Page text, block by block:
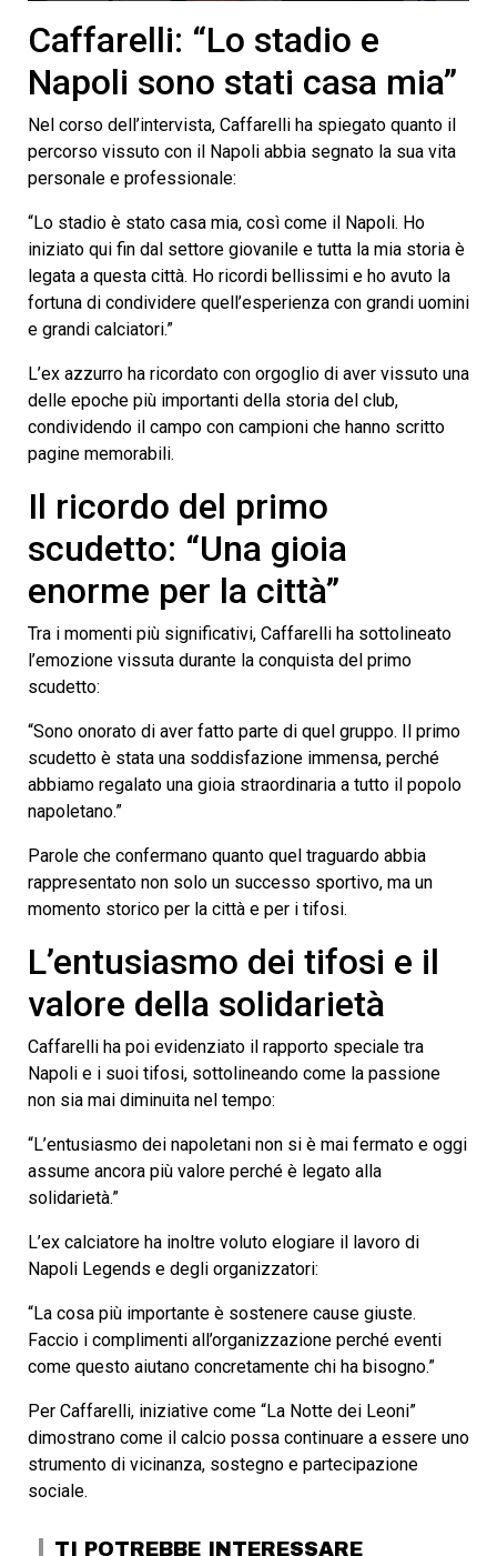
seconds
of
minutes,
0
Caffarelli: “Lo stadio e
Napoli sono stati casa mia”
Nel corso dell’intervista, Caffarelli ha spiegato quanto il
percorso vissuto con il Napoli abbia segnato la sua vita
personale e professionale:
“Lo stadio è stato casa mia, così come il Napoli. Ho
iniziato qui fin dal settore giovanile e tutta la mia storia è
legata a questa città. Ho ricordi bellissimi e ho avuto la
fortuna di condividere quell’esperienza con grandi uomini
e grandi calciatori.”
L’ex azzurro ha ricordato con orgoglio di aver vissuto una
delle epoche più importanti della storia del club,
condividendo il campo con campioni che hanno scritto
pagine memorabili.
Il ricordo del primo
scudetto: “Una gioia
enorme per la città”
Tra i momenti più significativi, Caffarelli ha sottolineato
l’emozione vissuta durante la conquista del primo
scudetto:
“Sono onorato di aver fatto parte di quel gruppo. Il primo
scudetto è stata una soddisfazione immensa, perché
abbiamo regalato una gioia straordinaria a tutto il popolo
napoletano.”
Parole che confermano quanto quel traguardo abbia
rappresentato non solo un successo sportivo, ma un
momento storico per la città e per i tifosi.
L’entusiasmo dei tifosi e il
valore della solidarietà
Caffarelli ha poi evidenziato il rapporto speciale tra
Napoli e i suoi tifosi, sottolineando come la passione
non sia mai diminuita nel tempo:
“L’entusiasmo dei napoletani non si è mai fermato e oggi
assume ancora più valore perché è legato alla
solidarietà.”
L’ex calciatore ha inoltre voluto elogiare il lavoro di
Napoli Legends e degli organizzatori:
“La cosa più importante è sostenere cause giuste.
Faccio i complimenti all’organizzazione perché eventi
come questo aiutano concretamente chi ha bisogno.”
Per Caffarelli, iniziative come “La Notte dei Leoni”
dimostrano come il calcio possa continuare a essere uno
strumento di vicinanza, sostegno e partecipazione
sociale.
TI POTREBBE INTERESSARE